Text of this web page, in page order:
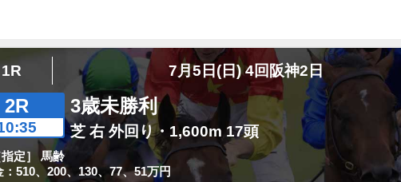
1R 7月5日(日) 4回阪神2日
2R 3歳未勝利
芝 右 外回り・1,600m 17頭
定］ 馬齢
：510、200、130、77、51万円